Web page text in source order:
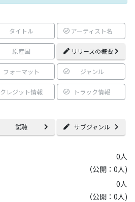
タイトル アーティスト名
原産国 リリースの概要
フォーマット ジャンル
クレジット情報 トラック情報
試聴 サブジャンル
0人
（公開：0人)
0人
（公開：0人)